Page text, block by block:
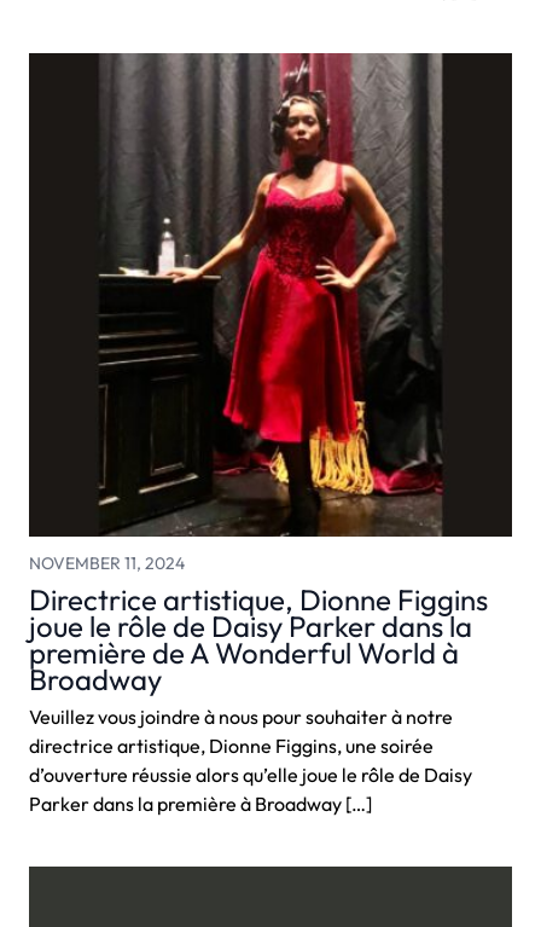
NOVEMBER 11, 2024
Directrice artistique, Dionne Figgins
joue le rôle de Daisy Parker dans la
première de A Wonderful World à
Broadway
Veuillez vous joindre à nous pour souhaiter à notre
directrice artistique, Dionne Figgins, une soirée
d’ouverture réussie alors qu’elle joue le rôle de Daisy
Parker dans la première à Broadway […]